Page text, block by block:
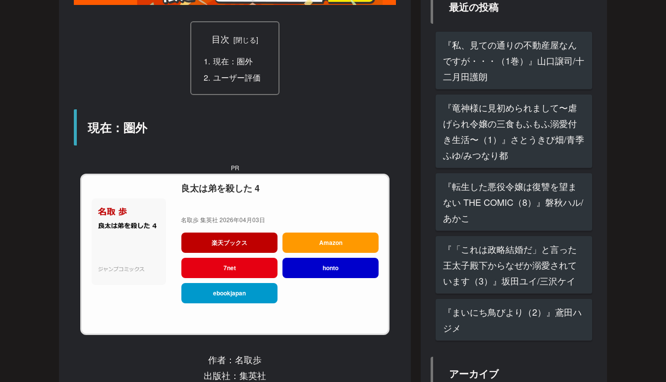
目次
現在：圏外
ユーザー評価
現在：圏外
PR
良太は弟を殺した 4
名取歩 集英社 2026年04月03日
楽天ブックス Amazon
7net honto
ebookjapan
作者：名取歩
出版社：集英社
最近の投稿
『私、見ての通りの不動産屋なん
ですが・・・（1巻）』山口譲司/十
二月田護朗
『竜神様に見初められまして〜虐
げられ令嬢の三食もふもふ溺愛付
き生活〜（1）』さとうきび畑/青季
ふゆ/みつなり都
『転生した悪役令嬢は復讐を望ま
ない THE COMIC（8）』磐秋ハル/
あかこ
『「これは政略結婚だ」と言った
王太子殿下からなぜか溺愛されて
います（3）』坂田ユイ/三沢ケイ
『まいにち鳥びより（2）』鳶田ハ
ジメ
アーカイブ